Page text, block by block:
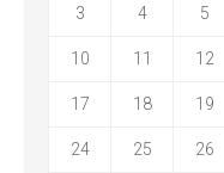
3 4 5
10 11 12
17 18 19
24 25 26